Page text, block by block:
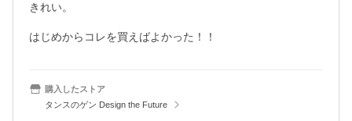
きれい。
はじめからコレを買えばよかった！！
購入したストア
タンスのゲン Design the Future